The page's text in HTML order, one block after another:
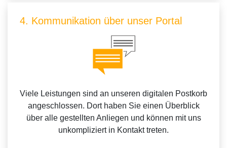
4. Kommunikation über unser Portal
Viele Leistungen sind an unseren digitalen Postkorb
angeschlossen. Dort haben Sie einen Überblick
über alle gestellten Anliegen und können mit uns
unkompliziert in Kontakt treten.